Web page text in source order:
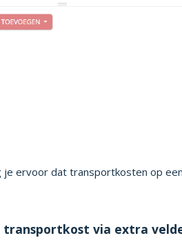
ervoor dat transportkosten op
transportkost via extra